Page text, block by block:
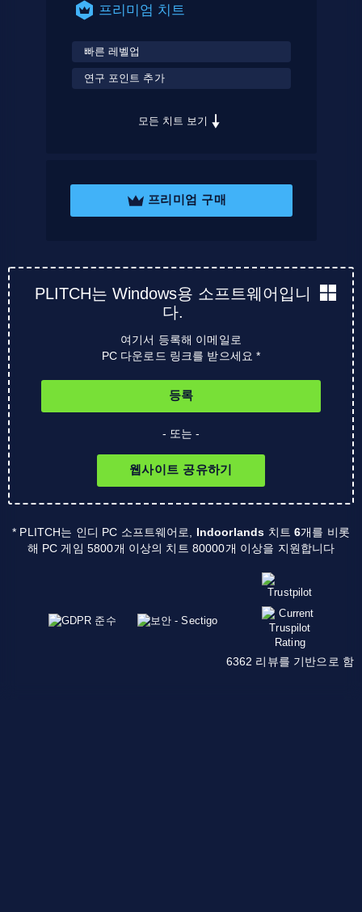
프리미엄 치트
빠른 레벨업
연구 포인트 추가
모든 치트 보기
프리미엄 구매
PLITCH는 Windows용 소프트웨어입니
다.
여기서 등록해 이메일로
PC 다운로드 링크를 받으세요 *
등록
- 또는 -
웹사이트 공유하기
* PLITCH는 인디 PC 소프트웨어로, Indoorlands 치트 6개를 비롯
해 PC 게임 5800개 이상의 치트 80000개 이상을 지원합니다
6362 리뷰를 기반으로 함